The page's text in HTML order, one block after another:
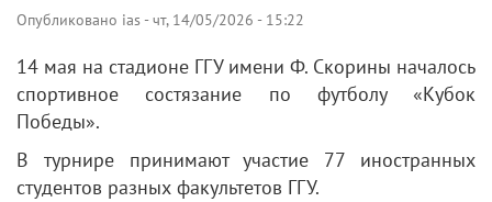
Опубликовано ias -чт, 14/05/2026 - 15:22
14 мая на стадионе ГГУ имени Ф. Скорины началось
спортивное состязание по футболу «Кубок
Победы».
В турнире принимают участие 77 иностранных
студентов разных факультетов ГГУ.